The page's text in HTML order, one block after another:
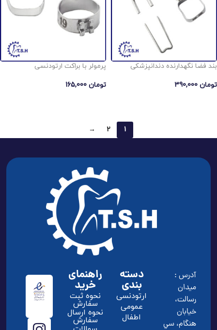
بند فضا نگهدارنده دندانپزشکی
تومان
پرمولر با براکت ارتودنسی
تومان
1
2
→
آدرس :
ميدان
رسالت،
خيابان
هنگام، سي
دسته
بندی
ارتودنسی
عمومی
اطفال
راهنمای
خرید
نحوه ثبت
سفارش
نحوه ارسال
سفارش